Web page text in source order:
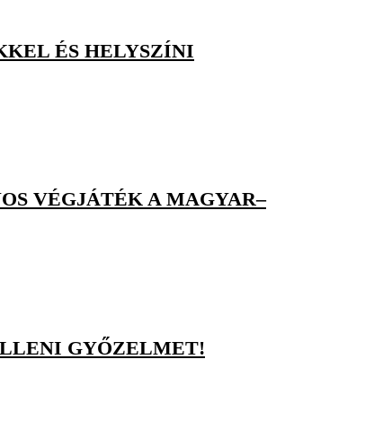
ÉS HELYSZÍNI
VÉGJÁTÉK A MAGYAR–
GYŐZELMET!